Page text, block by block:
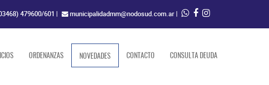
479600/601 | municipalidadmm@nodosud.com.ar |
ORDENANZAS NOVEDADES(current)CONTACTO CONSULTA DEUDA